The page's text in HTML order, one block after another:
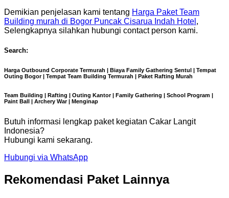
Demikian penjelasan kami tentang Harga Paket Team
Building murah di Bogor Puncak Cisarua Indah Hotel ,
Selengkapnya silahkan hubungi contact person kami.
Search:
Harga Outbound Corporate Termurah | Biaya Family Gathering Sentul | Tempat
Outing Bogor | Tempat Team Building Termurah | Paket Rafting Murah
Team Building | Rafting | Outing Kantor | Family Gathering | School Program |
Paint Ball | Archery War | Menginap
Butuh informasi lengkap paket kegiatan Cakar Langit
Indonesia?
Hubungi kami sekarang.
Hubungi via WhatsApp
Rekomendasi Paket Lainnya